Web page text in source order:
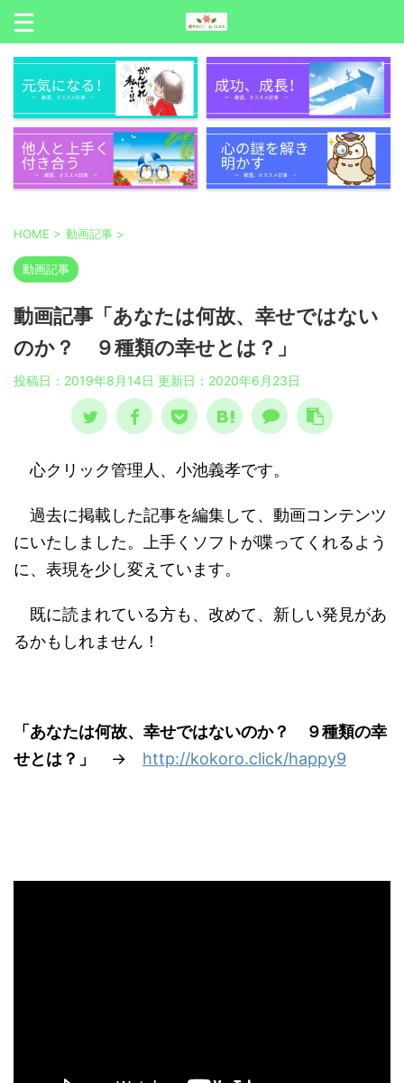
HOME > 動画記事 >
動画記事
動画記事「あなたは何故、幸せではない
のか？ ９種類の幸せとは？」
投稿日：2019年8月14日 更新日： 2020年6月23日
心クリック管理人、小池義孝です。
過去に掲載した記事を編集して、動画コンテンツ
にいたしました。上手くソフトが喋ってくれるよう
に、表現を少し変えています。
既に読まれている方も、改めて、新しい発見があ
るかもしれません！
「あなたは何故、幸せではないのか？ ９種類の幸
せとは？」
→ http://kokoro.click/happy9